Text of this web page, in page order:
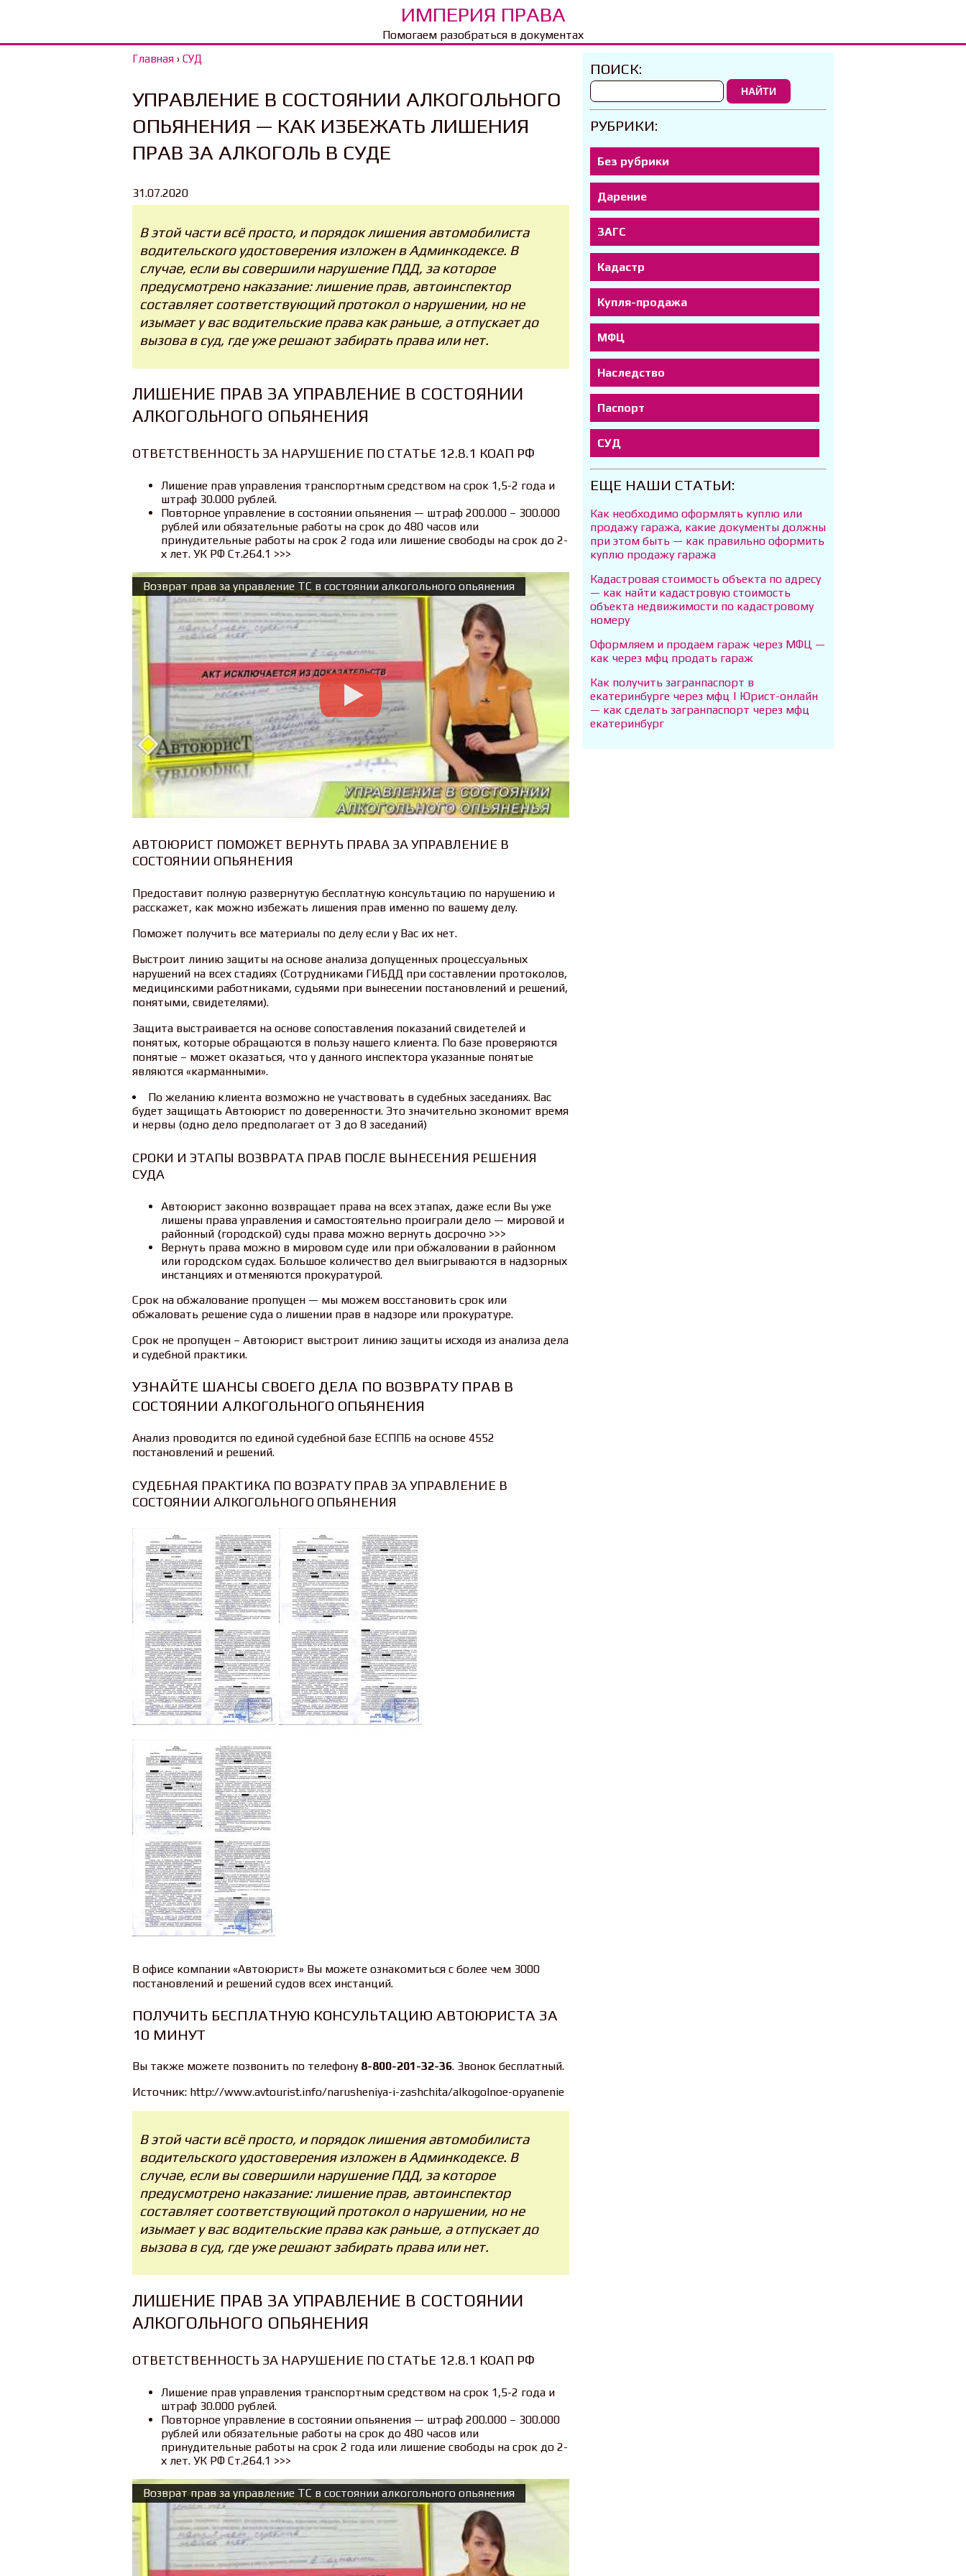
ИМПЕРИЯ ПРАВА
Помогаем разобраться в документах
Главная› СУД
УПРАВЛЕНИЕ В СОСТОЯНИИ АЛКОГОЛЬНОГО
ОПЬЯНЕНИЯ — КАК ИЗБЕЖАТЬ ЛИШЕНИЯ
ПРАВ ЗА АЛКОГОЛЬ В СУДЕ
31.07.2020
В этой части всё просто, и порядок лишения автомобилиста
водительского удостоверения изложен в Админкодексе. В
случае, если вы совершили нарушение ПДД, за которое
предусмотрено наказание: лишение прав, автоинспектор
составляет соответствующий протокол о нарушении, но не
изымает у вас водительские права как раньше, а отпускает до
вызова в суд, где уже решают забирать права или нет.
ЛИШЕНИЕ ПРАВ ЗА УПРАВЛЕНИЕ В СОСТОЯНИИ
АЛКОГОЛЬНОГО ОПЬЯНЕНИЯ
ОТВЕТСТВЕННОСТЬ ЗА НАРУШЕНИЕ ПО СТАТЬЕ 12.8.1 КОАП РФ
Лишение прав управления транспортным средством на срок 1,5-2 года и
штраф 30.000 рублей.
Повторное управление в состоянии опьянения — штраф 200.000 – 300.000
рублей или обязательные работы на срок до 480 часов или
принудительные работы на срок 2 года или лишение свободы на срок до 2-
х лет. УК РФ Ст.264.1 >>>
Возврат прав за управление ТС в состоянии алкогольного опьянения
АВТОЮРИСТ ПОМОЖЕТ ВЕРНУТЬ ПРАВА ЗА УПРАВЛЕНИЕ В
СОСТОЯНИИ ОПЬЯНЕНИЯ
Предоставит полную развернутую бесплатную консультацию по нарушению и
расскажет, как можно избежать лишения прав именно по вашему делу.
Поможет получить все материалы по делу если у Вас их нет.
Выстроит линию защиты на основе анализа допущенных процессуальных
нарушений на всех стадиях (Сотрудниками ГИБДД при составлении протоколов,
медицинскими работниками, судьями при вынесении постановлений и решений,
понятыми, свидетелями).
Защита выстраивается на основе сопоставления показаний свидетелей и
понятых, которые обращаются в пользу нашего клиента. По базе проверяются
понятые – может оказаться, что у данного инспектора указанные понятые
являются «карманными».
По желанию клиента возможно не участвовать в судебных заседаниях. Вас
будет защищать Автоюрист по доверенности. Это значительно экономит время
и нервы (одно дело предполагает от 3 до 8 заседаний)
СРОКИ И ЭТАПЫ ВОЗВРАТА ПРАВ ПОСЛЕ ВЫНЕСЕНИЯ РЕШЕНИЯ
СУДА
Автоюрист законно возвращает права на всех этапах, даже если Вы уже
лишены права управления и самостоятельно проиграли дело — мировой и
районный (городской) суды права можно вернуть досрочно >>>
Вернуть права можно в мировом суде или при обжаловании в районном
или городском судах. Большое количество дел выигрываются в надзорных
инстанциях и отменяются прокуратурой.
Срок на обжалование пропущен — мы можем восстановить срок или
обжаловать решение суда о лишении прав в надзоре или прокуратуре.
Срок не пропущен – Автоюрист выстроит линию защиты исходя из анализа дела
и судебной практики.
УЗНАЙТЕ ШАНСЫ СВОЕГО ДЕЛА ПО ВОЗВРАТУ ПРАВ В
СОСТОЯНИИ АЛКОГОЛЬНОГО ОПЬЯНЕНИЯ
Анализ проводится по единой судебной базе ЕСППБ на основе 4552
постановлений и решений.
СУДЕБНАЯ ПРАКТИКА ПО ВОЗРАТУ ПРАВ ЗА УПРАВЛЕНИЕ В
СОСТОЯНИИ АЛКОГОЛЬНОГО ОПЬЯНЕНИЯ
В офисе компании «Автоюрист» Вы можете ознакомиться с более чем 3000
постановлений и решений судов всех инстанций.
ПОЛУЧИТЬ БЕСПЛАТНУЮ КОНСУЛЬТАЦИЮ АВТОЮРИСТА ЗА
10 МИНУТ
Вы также можете позвонить по телефону 8-800-201-32-36. Звонок бесплатный.
Источник: http://www.avtourist.info/narusheniya-i-zashchita/alkogolnoe-opyanenie
В этой части всё просто, и порядок лишения автомобилиста
водительского удостоверения изложен в Админкодексе. В
случае, если вы совершили нарушение ПДД, за которое
предусмотрено наказание: лишение прав, автоинспектор
составляет соответствующий протокол о нарушении, но не
изымает у вас водительские права как раньше, а отпускает до
вызова в суд, где уже решают забирать права или нет.
ЛИШЕНИЕ ПРАВ ЗА УПРАВЛЕНИЕ В СОСТОЯНИИ
АЛКОГОЛЬНОГО ОПЬЯНЕНИЯ
ОТВЕТСТВЕННОСТЬ ЗА НАРУШЕНИЕ ПО СТАТЬЕ 12.8.1 КОАП РФ
Лишение прав управления транспортным средством на срок 1,5-2 года и
штраф 30.000 рублей.
Повторное управление в состоянии опьянения — штраф 200.000 – 300.000
рублей или обязательные работы на срок до 480 часов или
принудительные работы на срок 2 года или лишение свободы на срок до 2-
х лет. УК РФ Ст.264.1 >>>
Возврат прав за управление ТС в состоянии алкогольного опьянения
ПОИСК:
НАЙТИ
РУБРИКИ:
Без рубрики
Дарение
ЗАГС
Кадастр
Купля-продажа
МФЦ
Наследство
Паспорт
СУД
ЕЩЕ НАШИ СТАТЬИ:
Как необходимо оформлять куплю или
продажу гаража, какие документы должны
при этом быть — как правильно оформить
куплю продажу гаража
Кадастровая стоимость объекта по адресу
— как найти кадастровую стоимость
объекта недвижимости по кадастровому
номеру
Оформляем и продаем гараж через МФЦ —
как через мфц продать гараж
Как получить загранпаспорт в
екатеринбурге через мфц | Юрист-онлайн
— как сделать загранпаспорт через мфц
екатеринбург